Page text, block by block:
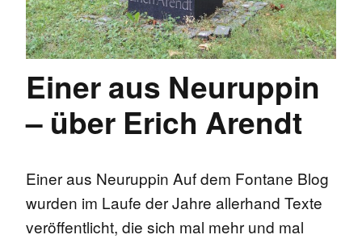
Einer aus Neuruppin
– über Erich Arendt
Einer aus Neuruppin Auf dem Fontane Blog
wurden im Laufe der Jahre allerhand Texte
veröffentlicht, die sich mal mehr und mal